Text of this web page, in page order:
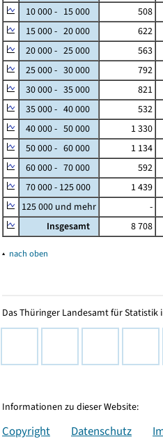
10 000 - 15 000
508
15 000 - 20 000
622
20 000 - 25 000
563
25 000 - 30 000
792
30 000 - 35 000
821
35 000 - 40 000
532
40 000 - 50 000
1 330
50 000 - 60 000
1 134
60 000 - 70 000
592
70 000 - 125 000
1 439
125 000 und mehr
-
Insgesamt
8 708
▴ nach oben
Das Thüringer Landesamt für Statistik
Informationen zu dieser Website:
Copyright Datenschutz